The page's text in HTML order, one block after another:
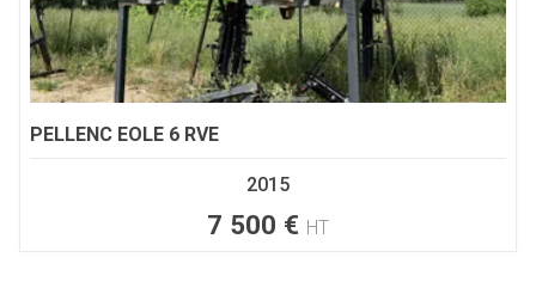
PELLENC EOLE 6 RVE
2015
7 500 € HT